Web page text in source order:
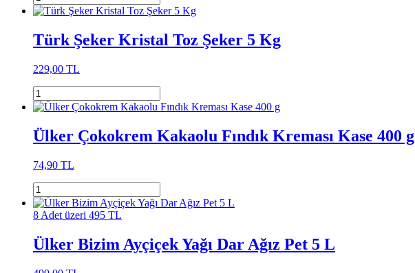
Türk Şeker Kristal Toz Şeker 5 Kg
229,00 TL
Ülker Çokokrem Kakaolu Fındık Kreması Kase 400 g
74,90 TL
8 Adet üzeri 495 TL
Ülker Bizim Ayçiçek Yağı Dar Ağız Pet 5 L